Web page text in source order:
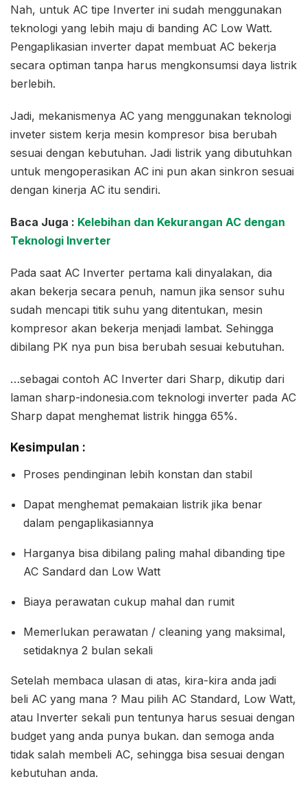
Nah, untuk AC tipe Inverter ini sudah menggunakan
teknologi yang lebih maju di banding AC Low Watt.
Pengaplikasian inverter dapat membuat AC bekerja
secara optiman tanpa harus mengkonsumsi daya listrik
berlebih.
Jadi, mekanismenya AC yang menggunakan teknologi
inveter sistem kerja mesin kompresor bisa berubah
sesuai dengan kebutuhan. Jadi listrik yang dibutuhkan
untuk mengoperasikan AC ini pun akan sinkron sesuai
dengan kinerja AC itu sendiri.
Baca Juga : Kelebihan dan Kekurangan AC dengan
Teknologi Inverter
Pada saat AC Inverter pertama kali dinyalakan, dia
akan bekerja secara penuh, namun jika sensor suhu
sudah mencapi titik suhu yang ditentukan, mesin
kompresor akan bekerja menjadi lambat. Sehingga
dibilang PK nya pun bisa berubah sesuai kebutuhan.
…sebagai contoh AC Inverter dari Sharp, dikutip dari
laman sharp-indonesia.com teknologi inverter pada AC
Sharp dapat menghemat listrik hingga 65%.
Kesimpulan :
Proses pendinginan lebih konstan dan stabil
Dapat menghemat pemakaian listrik jika benar
dalam pengaplikasiannya
Harganya bisa dibilang paling mahal dibanding tipe
AC Sandard dan Low Watt
Biaya perawatan cukup mahal dan rumit
Memerlukan perawatan / cleaning yang maksimal,
setidaknya 2 bulan sekali
Setelah membaca ulasan di atas, kira-kira anda jadi
beli AC yang mana ? Mau pilih AC Standard, Low Watt,
atau Inverter sekali pun tentunya harus sesuai dengan
budget yang anda punya bukan. dan semoga anda
tidak salah membeli AC, sehingga bisa sesuai dengan
kebutuhan anda.